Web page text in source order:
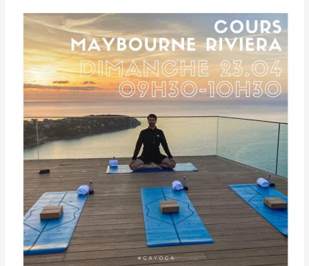
Cours
Yoga/
Pilates
au
Maybourne
Riviera
23
avril
2023
de
09h30
10h30